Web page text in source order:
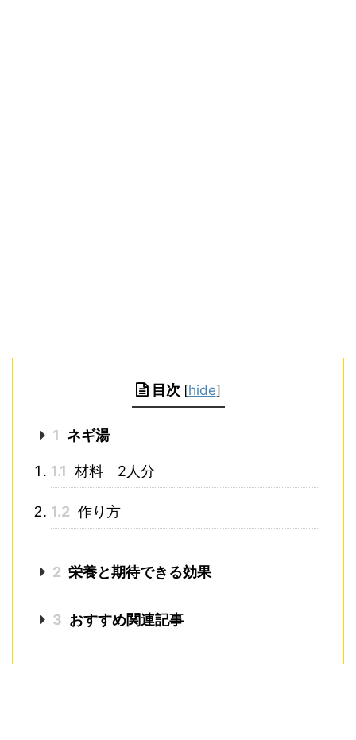
目次 [hide]
1 ネギ湯
1.1 材料 2人分
1.2 作り方
2 栄養と期待できる効果
3 おすすめ関連記事